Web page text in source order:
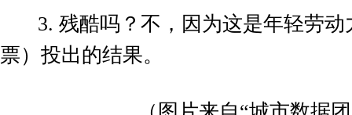
3. 残酷吗？不，因为这是年轻劳
票）投出的结果。